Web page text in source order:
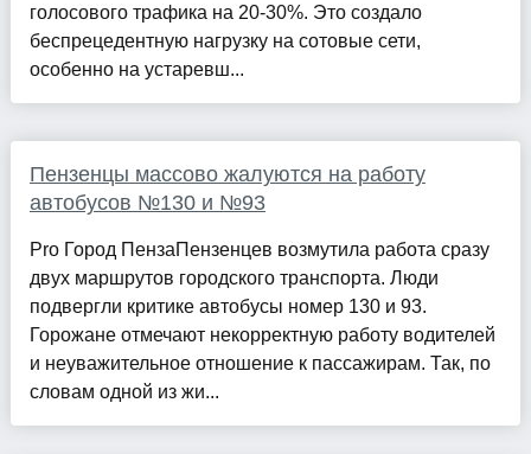
голосового трафика на 20-30%. Это создало
беспрецедентную нагрузку на сотовые сети,
особенно на устаревш...
Пензенцы массово жалуются на работу
автобусов №130 и №93
Pro Город ПензаПензенцев возмутила работа сразу
двух маршрутов городского транспорта. Люди
подвергли критике автобусы номер 130 и 93.
Горожане отмечают некорректную работу водителей
и неуважительное отношение к пассажирам. Так, по
словам одной из жи...